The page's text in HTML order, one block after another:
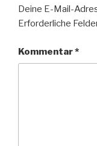
Deine E-Mail-
Erforderliche
Kommentar*